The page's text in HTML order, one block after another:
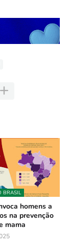
BRASIL
homens a
na prevenção
mama